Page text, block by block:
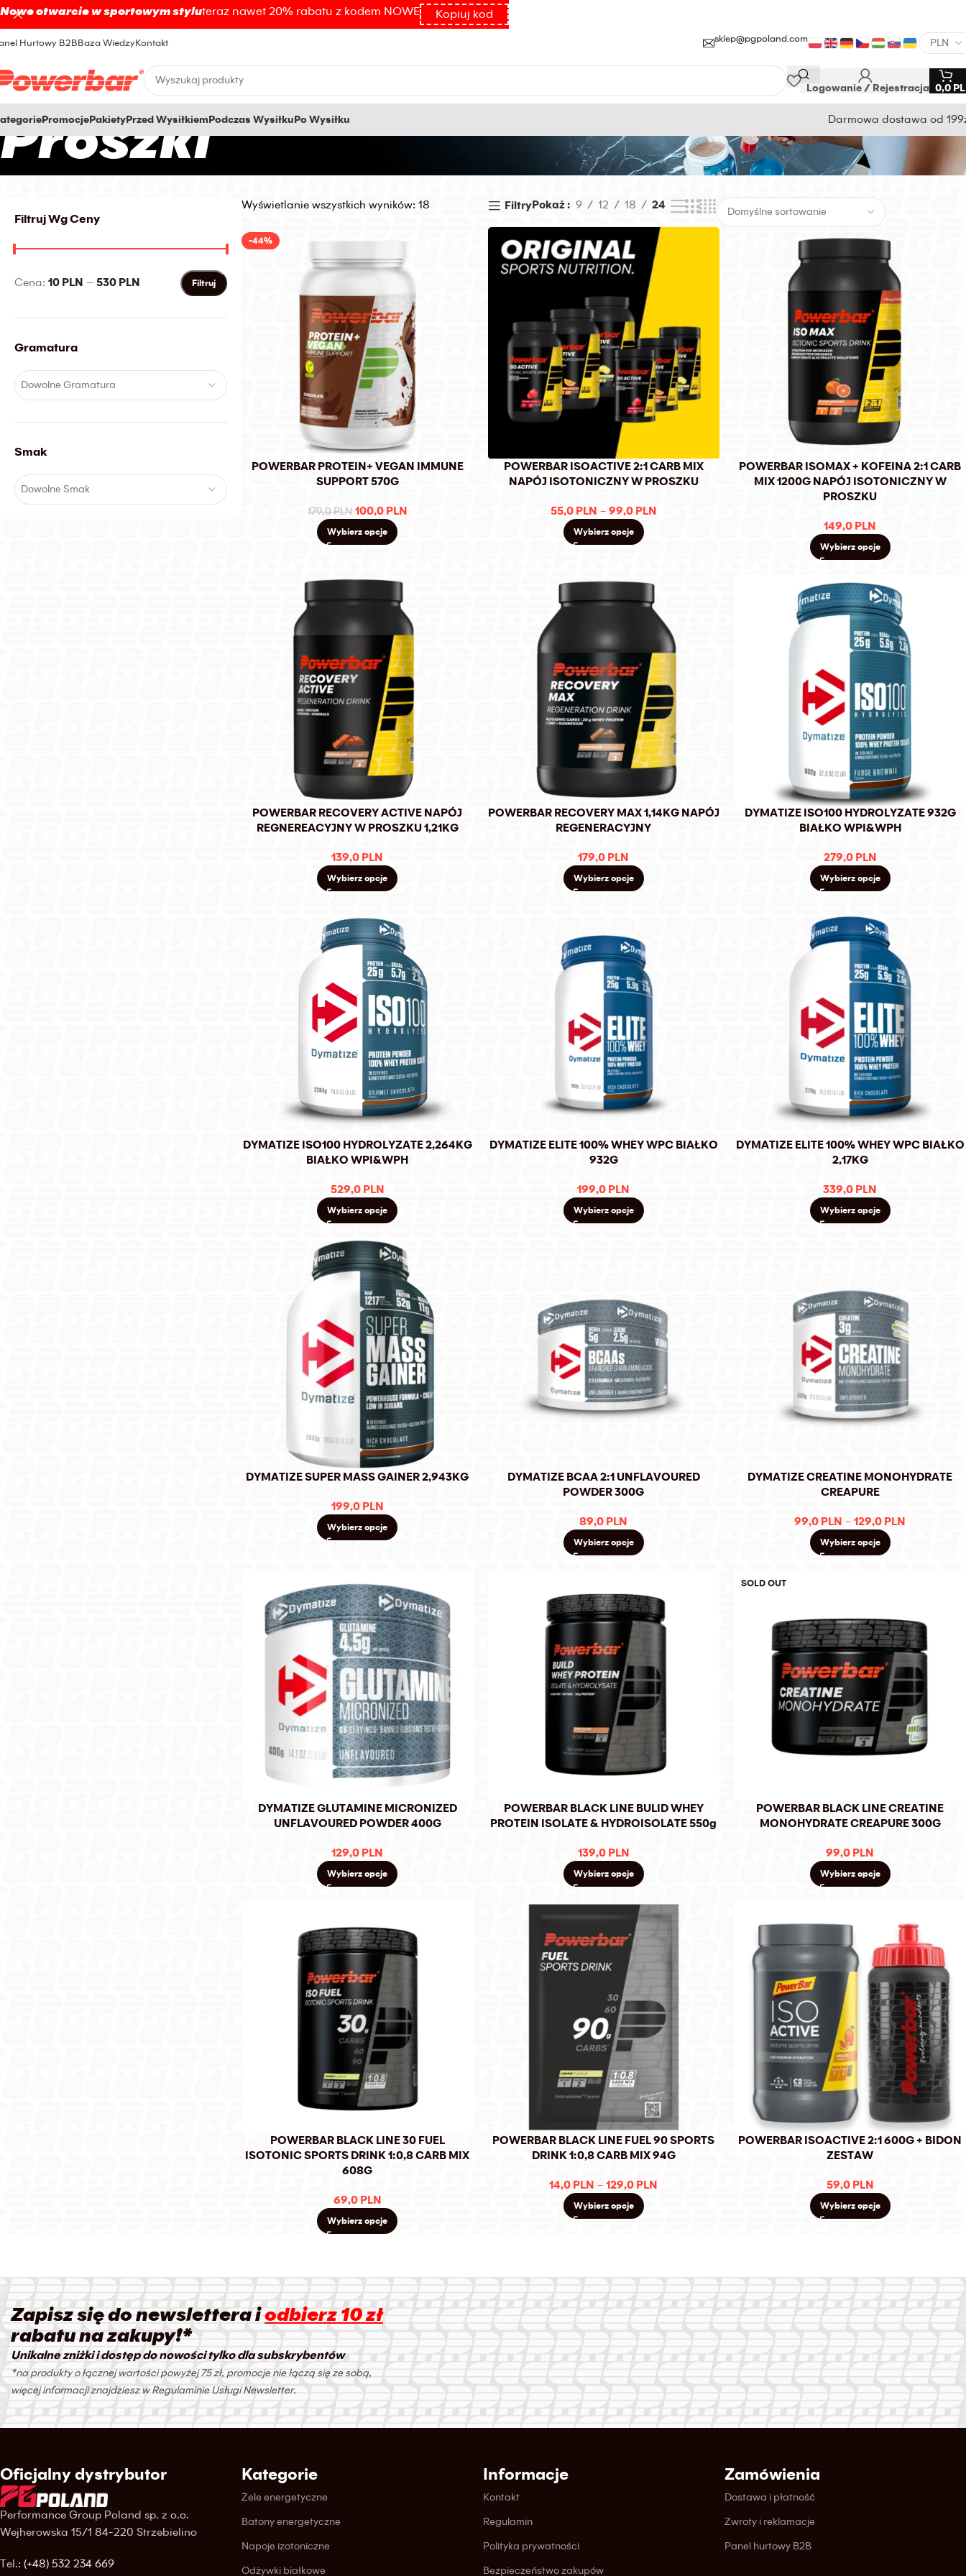
Hurtowy B2B Baza WiedzyKontakt sklep@pgpoland.com
Logowanie / Rejestracja 0,0
Promocje Pakiety Przed Wysiłkiem Podczas Wysiłku Po Wysiłku Darmowa dostawa od
Proszki
Filtruj Wg Ceny
Filtruj
Cena: 10 PLN — 530 PLN
Gramatura
Dowolne Gramatura
Smak
Dowolne Smak
Wyświetlanie wszystkich wyników: 18 Filtry Pokaż 9 12 18 24
-44%
POWERBAR PROTEIN+ VEGAN IMMUNE
SUPPORT 570G
179,0PLN 100,0 PLN
Wybierz opcje
POWERBAR ISOACTIVE 2:1 CARB MIX
NAPÓJ ISOTONICZNY W PROSZKU
55,0 PLN – 99,0 PLN
Wybierz opcje
POWERBAR ISOMAX + KOFEINA 2:1 CARB
MIX 1200G NAPÓJ ISOTONICZNY W
PROSZKU
149,0 PLN
Wybierz opcje
POWERBAR RECOVERY ACTIVE NAPÓJ
REGNEREACYJNY W PROSZKU 1,21KG
139,0 PLN
Wybierz opcje
POWERBAR RECOVERY MAX 1,14KG NAPÓJ
REGENERACYJNY
179,0 PLN
Wybierz opcje
DYMATIZE ISO100 HYDROLYZATE 932G
BIAŁKO WPI&WPH
279,0 PLN
Wybierz opcje
DYMATIZE ISO100 HYDROLYZATE 2,264KG
BIAŁKO WPI&WPH
529,0 PLN
Wybierz opcje
DYMATIZE ELITE 100% WHEY WPC BIAŁKO
932G
199,0 PLN
Wybierz opcje
DYMATIZE ELITE 100% WHEY WPC BIAŁKO
2,17KG
339,0 PLN
Wybierz opcje
DYMATIZE SUPER MASS GAINER 2,943KG
199,0 PLN
Wybierz opcje
DYMATIZE BCAA 2:1 UNFLAVOURED
POWDER 300G
89,0 PLN
Wybierz opcje
DYMATIZE CREATINE MONOHYDRATE
CREAPURE
99,0 PLN –129,0 PLN
Wybierz opcje
DYMATIZE GLUTAMINE MICRONIZED
UNFLAVOURED POWDER 400G
129,0 PLN
Wybierz opcje
POWERBAR BLACK LINE BULID WHEY
PROTEIN ISOLATE & HYDROISOLATE 550g
139,0 PLN
Wybierz opcje
SOLD OUT
POWERBAR BLACK LINE CREATINE
MONOHYDRATE CREAPURE 300G
99,0 PLN
Wybierz opcje
POWERBAR BLACK LINE 30 FUEL
ISOTONIC SPORTS DRINK 1:0,8 CARB MIX
608G
69,0 PLN
Wybierz opcje
POWERBAR BLACK LINE FUEL 90 SPORTS
DRINK 1:0,8 CARB MIX 94G
14,0 PLN –129,0 PLN
Wybierz opcje
POWERBAR ISOACTIVE 2:1 600G + BIDON
ZESTAW
59,0 PLN
Wybierz opcje
Zapisz się do newslettera iodbierz 10 zł
rabatu na zakupy!*
Unikalne zniżki i dostęp do nowości tylko dla subskrybentów
*na produkty o łącznej wartości powyżej 75 zł, promocje nie łączą się ze sobą,
więcej informacji znajdziesz w Regulaminie Usługi Newsletter.
Oficjalny dystrybutor
Performance Group Poland sp. z o.o.
Wejherowska 15/1 84-220 Strzebielino
Tel.: (+48) 532 234 669
Kategorie
Żele energetyczne
Batony energetyczne
Napoje izotoniczne
Odżywki białkowe
Informacje
Kontakt
Regulamin
Polityka prywatności
Bezpieczeństwo zakupów
Zamówienia
Dostawa i płatność
Zwroty i reklamacje
Panel hurtowy B2B
Nowe otwarcie w sportowym styluteraz nawet 20% rabatu z kodem NOWE Kopiuj kod